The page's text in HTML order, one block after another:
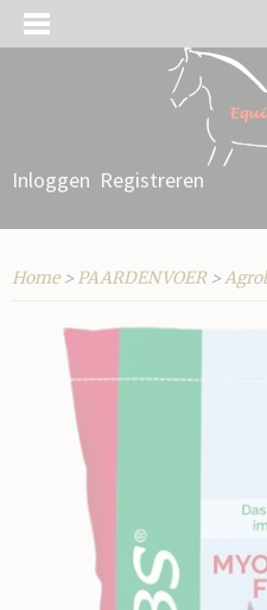
Inloggen Registreren
Home> PAARDENVOER>